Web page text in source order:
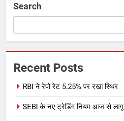
Search
Recent Posts
RBI ने रेपो रेट 5.25% पर रखा स्थिर
SEBI के नए ट्रेडिंग नियम आज से लागू